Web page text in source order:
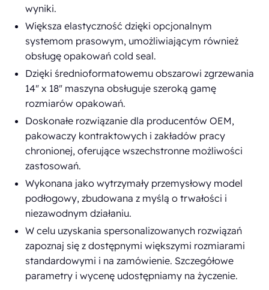
wyniki.
Większa elastyczność dzięki opcjonalnym
systemom prasowym, umożliwiającym również
obsługę opakowań cold seal.
Dzięki średnioformatowemu obszarowi zgrzewania
14" x 18" maszyna obsługuje szeroką gamę
rozmiarów opakowań.
Doskonałe rozwiązanie dla producentów OEM,
pakowaczy kontraktowych i zakładów pracy
chronionej, oferujące wszechstronne możliwości
zastosowań.
Wykonana jako wytrzymały przemysłowy model
podłogowy, zbudowana z myślą o trwałości i
niezawodnym działaniu.
W celu uzyskania spersonalizowanych rozwiązań
zapoznaj się z dostępnymi większymi rozmiarami
standardowymi i na zamówienie. Szczegółowe
parametry i wycenę udostępniamy na życzenie.